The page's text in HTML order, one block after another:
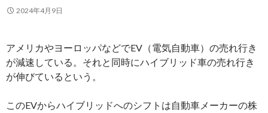
2024年4月9日
アメリカやヨーロッパなどでEV（電気自動車）の売れ行き
が減速している。それと同時にハイブリッド車の売れ行き
が伸びているという。
このEVからハイブリッドへのシフトは自動車メーカーの株